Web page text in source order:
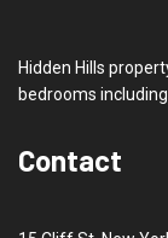
Hidden Hills
bedrooms
Contact